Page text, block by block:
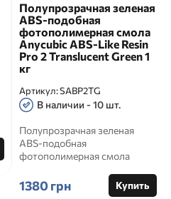
Полупрозрачная зеленая
ABS-подобная
фотополимерная смола
Anycubic ABS-Like Resin
Pro 2 Translucent Green 1
кг
Артикул:SABP2TG
В наличии - 10 шт.
Полупрозрачная зеленая
ABS-подобная
фотополимерная смола
2 Translucent G...
1380 грн Купить